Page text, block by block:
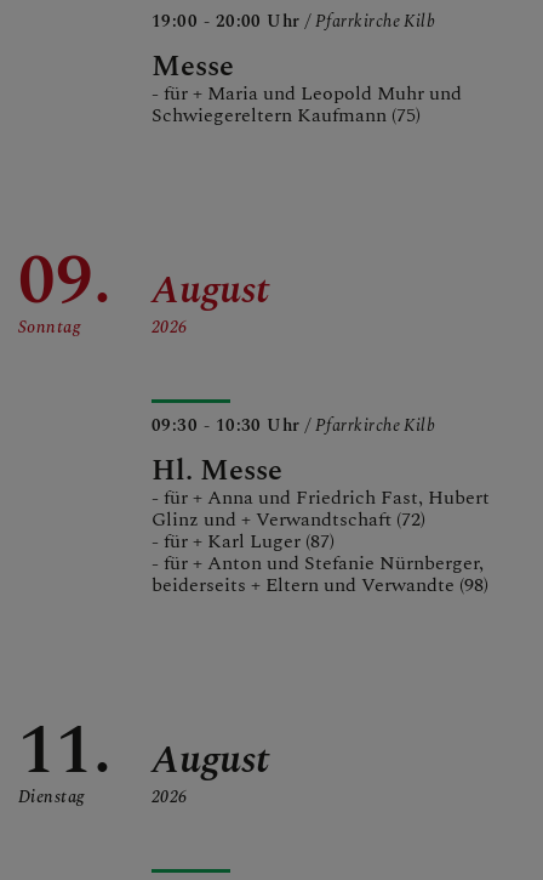
19:00 - 20:00 Uhr/ Pfarrkirche Kilb
Messe
- für + Maria und Leopold Muhr und
Schwiegereltern Kaufmann (75)
09.
Sonntag
August
2026
09:30 - 10:30 Uhr/ Pfarrkirche Kilb
Hl. Messe
- für + Anna und Friedrich Fast, Hubert
Glinz und + Verwandtschaft (72)
- für + Karl Luger (87)
- für + Anton und Stefanie Nürnberger,
beiderseits + Eltern und Verwandte (98)
11.
Dienstag
August
2026